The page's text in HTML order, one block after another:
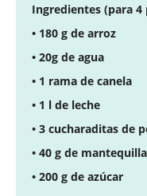
Ingredientes (para 4
• 180 g de arroz
• 20g de agua
• 1 rama de canela
• 1 l de leche
• 3 cucharaditas de
• 40 g de mantequilla
• 200 g de azúcar